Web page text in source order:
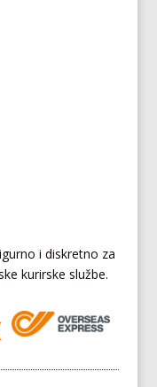
i diskretno za
kurirske službe.